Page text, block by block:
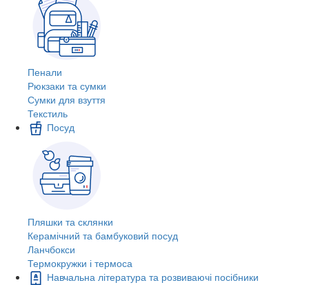
Пенали
Рюкзаки та сумки
Сумки для взуття
Текстиль
Посуд
Пляшки та склянки
Керамічний та бамбуковий посуд
Ланчбокси
Термокружки і термоса
Навчальна література та розвиваючі посібники